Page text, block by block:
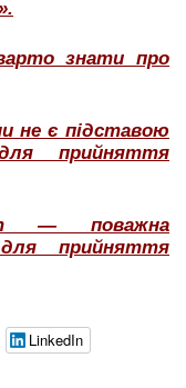
знати про
не є підставою
прийняття
— поважна
прийняття
LinkedIn